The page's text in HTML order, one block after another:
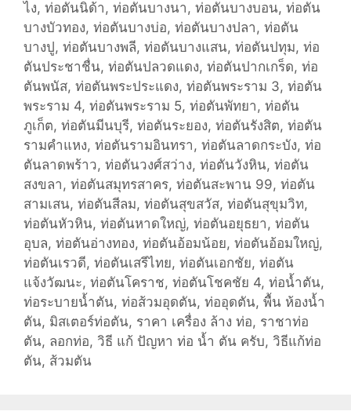
e
e
s
ไง, ท่อตันนิด้า, ท่อตันบางนา, ท่อตันบางบอน, ท่อตัน
บางบัวทอง, ท่อตันบางบ่อ, ท่อตันบางปลา, ท่อตัน
บางปู, ท่อตันบางพลี, ท่อตันบางแสน, ท่อตันปทุม, ท่อ
ตันประชาชื่น, ท่อตันปลวดแดง, ท่อตันปากเกร็ด, ท่อ
ตันพนัส, ท่อตันพระประแดง, ท่อตันพระราม 3, ท่อตัน
พระราม 4, ท่อตันพระราม 5, ท่อตันพัทยา, ท่อตัน
ภูเก็ต, ท่อตันมีนบุรี, ท่อตันระยอง, ท่อตันรังสิต, ท่อตัน
รามคำแหง, ท่อตันรามอินทรา, ท่อตันลาดกระบัง, ท่อ
ตันลาดพร้าว, ท่อตันวงศ์สว่าง, ท่อตันวังหิน, ท่อตัน
สงขลา, ท่อตันสมุทรสาคร, ท่อตันสะพาน 99, ท่อตัน
สามเสน, ท่อตันสีลม, ท่อตันสุขสวัส, ท่อตันสุขุมวิท,
ท่อตันหัวหิน, ท่อตันหาดใหญ่, ท่อตันอยุธยา, ท่อตัน
อุบล, ท่อตันอ่างทอง, ท่อตันอ้อมน้อย, ท่อตันอ้อมใหญ่,
ท่อตันเรวดี, ท่อตันเสรีไทย, ท่อตันเอกชัย, ท่อตัน
แจ้งวัฒนะ, ท่อตันโคราช, ท่อตันโชคชัย 4, ท่อน้ำตัน,
ท่อระบายน้ำตัน, ท่อส้วมอุดตัน, ท่ออุดตัน, พื้น ห้องน้ำ
ตัน, มิสเตอร์ท่อตัน, ราคา เครื่อง ล้าง ท่อ, ราชาท่อ
ตัน, ลอกท่อ, วิธี แก้ ปัญหา ท่อ น้ำ ตัน ครับ, วิธีแก้ท่อ
ตัน, ส้วมตัน